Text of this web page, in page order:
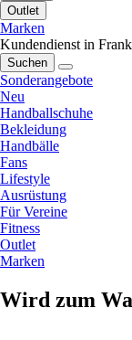
Outlet
Marken
Kundendienst in
Suchen
Sonderangebote
Neu
Handballschuhe
Bekleidung
Handbälle
Fans
Lifestyle
Ausrüstung
Für Vereine
Fitness
Outlet
Marken
Wird zum